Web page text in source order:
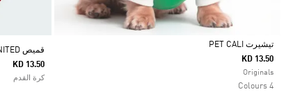
Selected
تيشيرت PET CALI
KD 13.50
Originals
4 Colours
قميص PET MANCHESTER UNITED
KD 13.50
كرة القدم